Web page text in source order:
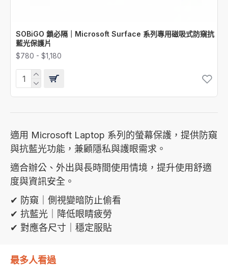
適用 Microsoft Laptop 系列的螢幕保護，提供防窺
與抗藍光功能，兼顧隱私與護眼需求。
適合辦公、外出與長時間使用情境，提升使用舒適
度與資訊安全。
✔ 防窺｜側視變暗防止偷看
✔ 抗藍光｜降低眼睛疲勞
✔ 對應各尺寸｜穩定服貼
SOBiGO 鎖必隔｜Microsoft Surface 系列專用磁吸式防窺抗
藍光保護片
$780 - $1,180
最多人看過